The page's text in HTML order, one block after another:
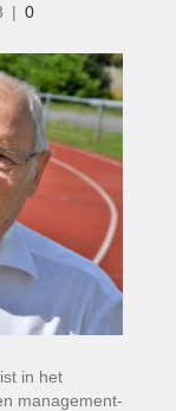
| 0
in het
management-